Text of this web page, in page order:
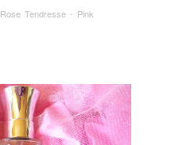
Rose Tendresse - Pink